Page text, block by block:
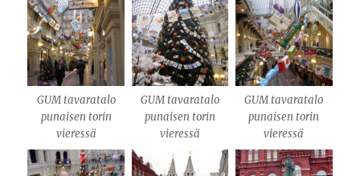
GUM tavaratalo
punaisen torin
vieressä
GUM tavaratalo
punaisen torin
vieressä
GUM tavaratalo
punaisen torin
vieressä